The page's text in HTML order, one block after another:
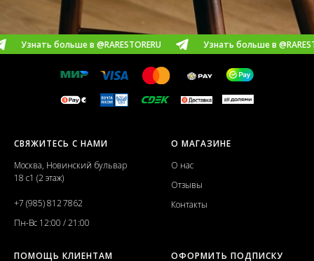
в @RARESTORERU Узнать больше в @RARESTORERU
СВЯЖИТЕСЬ С НАМИ
Москва, Новинский бульвар
18 с1 (2 этаж)
+7 (985) 812 7862
Пн-Вс 12:00 / 21:00
О МАГАЗИНЕ
О нас
Отзывы
Контакты
ПОМОЩЬ КЛИЕНТАМ ОФОРМИТЬ ПОДПИСКУ